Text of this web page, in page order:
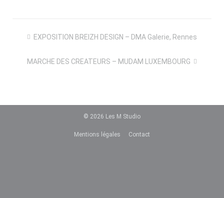
Navigation
l’article
EXPOSITION BREIZH DESIGN – DMA Galerie, Rennes
MARCHE DES CREATEURS – MUDAM LUXEMBOURG
© 2026 Les M Studio
Mentions légales Contact